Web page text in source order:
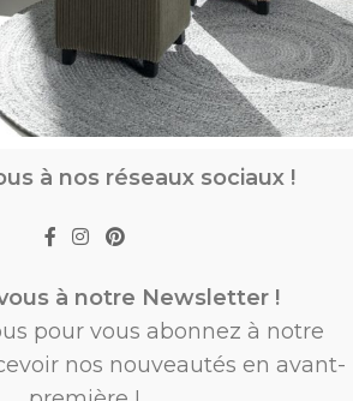
à nos réseaux sociaux !
à notre Newsletter !
pour vous abonnez à notre
nos nouveautés en avant-